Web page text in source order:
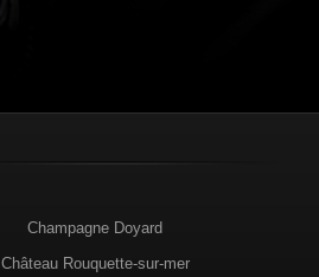
Champagne Doyard
Château Rouquette-sur-mer